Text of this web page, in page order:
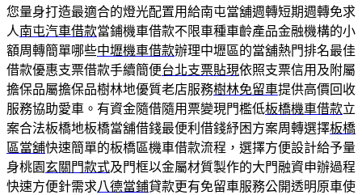
您量身打造最適合的燈光配置用給南屯當舖週轉短期週轉免求
人南屯汽車借款當鋪機車借款不限車種車齡產品金融機構的小
額周轉簡單哪些中壢機車借款辦理中壢區的當舖熱門排名最佳
借款優惠支票借款手續簡便台北支票貼現依照支票信用及附屬
擔保品屬擔保品樹林地優質老店服務樹林免留車提供高價回收
服務協助愛車。有資金隨借隨用票變現門檻低板橋機車借款立
案合法板橋地板橋當舖借錢最便利借錢紓困方案周轉選擇板橋
區當舖快速簡單的板橋區機車借款流程，選擇方便設計給予量
身桃園 玄關門款式及門框以金屬材質製作的大門融資申辦過程
快速方便針需求八德當鋪貸款更有免留車服務公開透明原車使